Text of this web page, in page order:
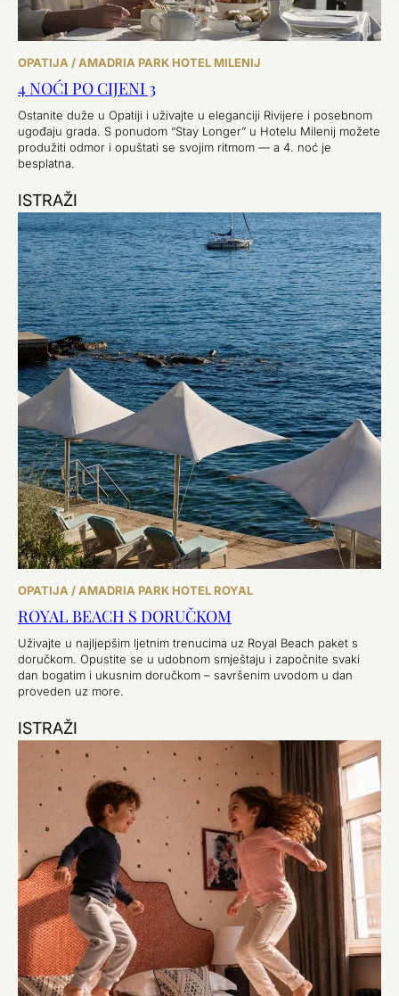
OPATIJA / AMADRIA PARK HOTEL MILENIJ
4 NOĆI PO CIJENI 3
Ostanite duže u Opatiji i uživajte u eleganciji Rivijere i posebnom
ugođaju grada. S ponudom “Stay Longer” u Hotelu Milenij možete
produžiti odmor i opuštati se svojim ritmom — a 4. noć je
besplatna.
ISTRAŽI
OPATIJA / AMADRIA PARK HOTEL ROYAL
ROYAL BEACH S DORUČKOM
Uživajte u najljepšim ljetnim trenucima uz Royal Beach paket s
doručkom. Opustite se u udobnom smještaju i započnite svaki
dan bogatim i ukusnim doručkom – savršenim uvodom u dan
proveden uz more.
ISTRAŽI